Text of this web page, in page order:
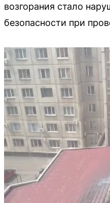
возгорания стало
безопасности при